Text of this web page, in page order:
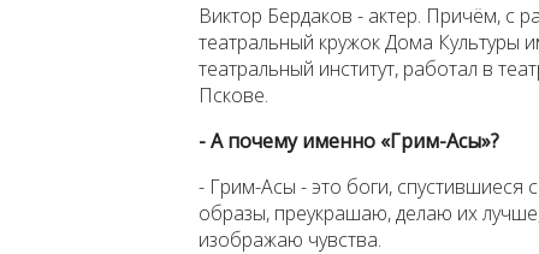
Виктор Бердаков - актер. Причём, с
театральный кружок Дома Культуры
театральный институт, работал в
Пскове.
- А почему именно «Грим-Асы»?
- Грим-Асы - это боги, спустившиеся
образы, преукрашаю, делаю их
изображаю чувства.